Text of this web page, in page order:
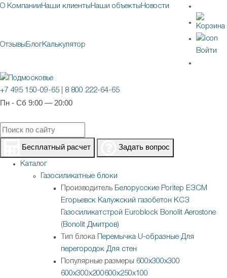
О Компании Наши клиенты Наши объекты Новости
Отзывы БлогКалькулятор
Войти
+7 495 150-09-65 8 800 222-64-65
Пн - Сб 9:00 — 20:00
Бесплатный расчет Задать вопрос
Каталог
Газосиликатные блоки
Производитель Белорусские Poritep ЕЗСМ
Егорьевск Калужский газобетон КСЗ
Газосиликатстрой Euroblock Bonolit Aerostone
(Bonolit Дмитров)
Тип блока
Перемычка U-образные Для
перегородок Для стен
Популярные размеры 600х300х300
600х300х200600х250х100